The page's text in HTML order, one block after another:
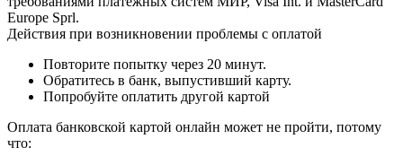
Europe Sprl.
Действия при возникновении проблемы с оплатой
Повторите попытку через 20 минут.
Обратитесь в банк, выпустивший карту.
Попробуйте оплатить другой картой
Оплата банковской картой онлайн может не пройти, потому
что: